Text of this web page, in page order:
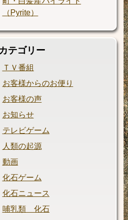
（Pyrite）
テゴリー
ＴＶ番組
お客様からのお便り
お客様の声
お知らせ
テレビゲーム
人類の起源
動画
化石ゲーム
化石ニュース
哺乳類 化石